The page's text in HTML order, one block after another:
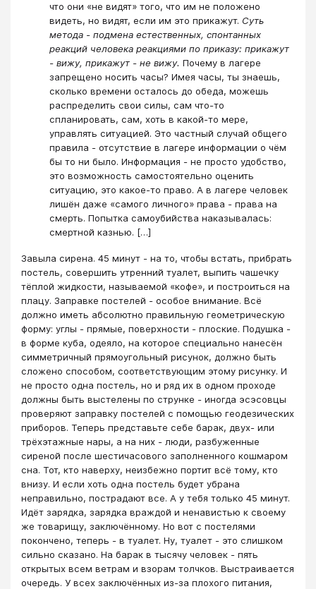
что они «не видят» того, что им не положено
видеть, но видят, если им это прикажут. Суть
метода - подмена естественных, спонтанных
реакций человека реакциями по приказу: прикажут
- вижу, прикажут - не вижу. Почему в лагере
запрещено носить часы? Имея часы, ты знаешь,
сколько времени осталось до обеда, можешь
распределить свои силы, сам что-то
спланировать, сам, хоть в какой-то мере,
управлять ситуацией. Это частный случай общего
правила - отсутствие в лагере информации о чём
бы то ни было. Информация - не просто удобство,
это возможность самостоятельно оценить
ситуацию, это какое-то право. А в лагере человек
лишён даже «самого личного» права - права на
смерть. Попытка самоубийства наказывалась:
смертной казнью. […]
Завыла сирена. 45 минут - на то, чтобы встать, прибрать
постель, совершить утренний туалет, выпить чашечку
тёплой жидкости, называемой «кофе», и построиться на
плацу. Заправке постелей - особое внимание. Всё
должно иметь абсолютно правильную геометрическую
форму: углы - прямые, поверхности - плоские. Подушка -
в форме куба, одеяло, на которое специально нанесён
симметричный прямоугольный рисунок, должно быть
сложено способом, соответствующим этому рисунку. И
не просто одна постель, но и ряд их в одном проходе
должны быть выстелены по струнке - иногда эсэсовцы
проверяют заправку постелей с помощью геодезических
приборов. Теперь представьте себе барак, двух- или
трёхэтажные нары, а на них - люди, разбуженные
сиреной после шестичасового заполненного кошмаром
сна. Тот, кто наверху, неизбежно портит всё тому, кто
внизу. И если хоть одна постель будет убрана
неправильно, пострадают все. А у тебя только 45 минут.
Идёт зарядка, зарядка враждой и ненавистью к своему
же товарищу, заключённому. Но вот с постелями
покончено, теперь - в туалет. Ну, туалет - это слишком
сильно сказано. На барак в тысячу человек - пять
открытых всем ветрам и взорам толчков. Выстраивается
очередь. У всех заключённых из-за плохого питания,